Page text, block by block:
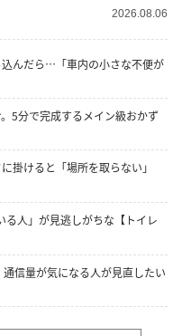
2026.08.06
んだら…「車内の小さな不便が
5分で完成するメイン級おかず
掛けると「場所を取らない」
る人」が見逃しがちな【トイレ
信量が気になる人が見直したい